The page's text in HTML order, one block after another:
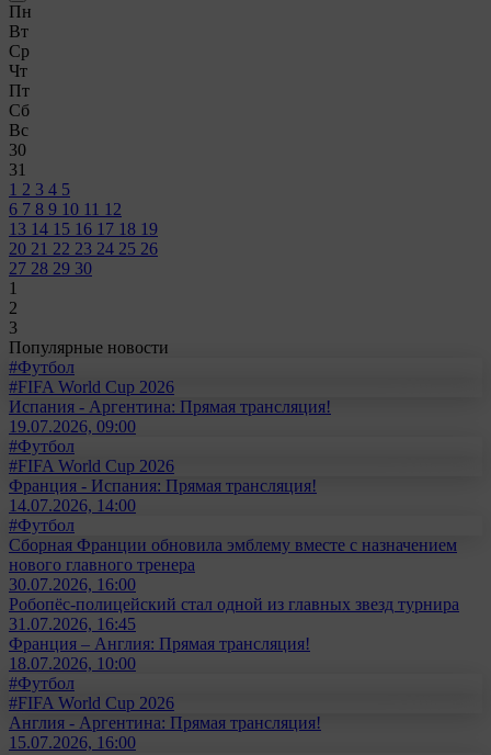
Пн
Вт
Ср
Чт
Пт
Сб
Вс
30
31
1 2 3 4 5
6 7 8 9 10 11 12
13 14 15 16 17 18 19
20 21 22 23 24 25 26
27 28 29 30
1
2
3
Популярные новости
#Футбол
#FIFA World Cup 2026
Испания - Аргентина: Прямая трансляция!
19.07.2026, 09:00
#Футбол
#FIFA World Cup 2026
Франция - Испания: Прямая трансляция!
14.07.2026, 14:00
#Футбол
Сборная Франции обновила эмблему вместе с назначением
нового главного тренера
30.07.2026, 16:00
Робопёс-полицейский стал одной из главных звезд турнира
31.07.2026, 16:45
Франция – Англия: Прямая трансляция!
18.07.2026, 10:00
#Футбол
#FIFA World Cup 2026
Англия - Аргентина: Прямая трансляция!
15.07.2026, 16:00